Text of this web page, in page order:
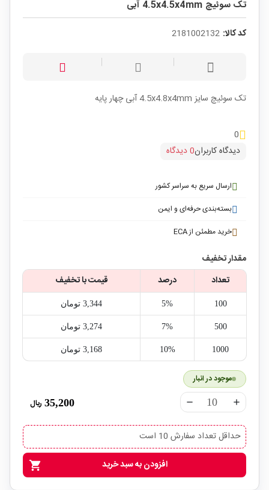
تک سوئیچ 4.5x4.5x4mm آبی
کد کالا: 2181002132
تک سوئیچ سایز 4.5x4.8x4mm آبی چهار پایه
0
دیدگاه کاربران0 دیدگاه
ارسال سریع به سراسر کشور
بسته‌بندی حرفه‌ای و ایمن
خرید مطمئن از ECA
مقدار تخفیف
تعداد
درصد قیمت با تخفیف
100
5% 3,344‎ تومان
500
7% 3,274‎ تومان
1000
10% 3,168‎ تومان
موجود در انبار
remove add
35,200 ریال
حداقل تعداد سفارش 10 است
shopping_cart افزودن به سبد خرید